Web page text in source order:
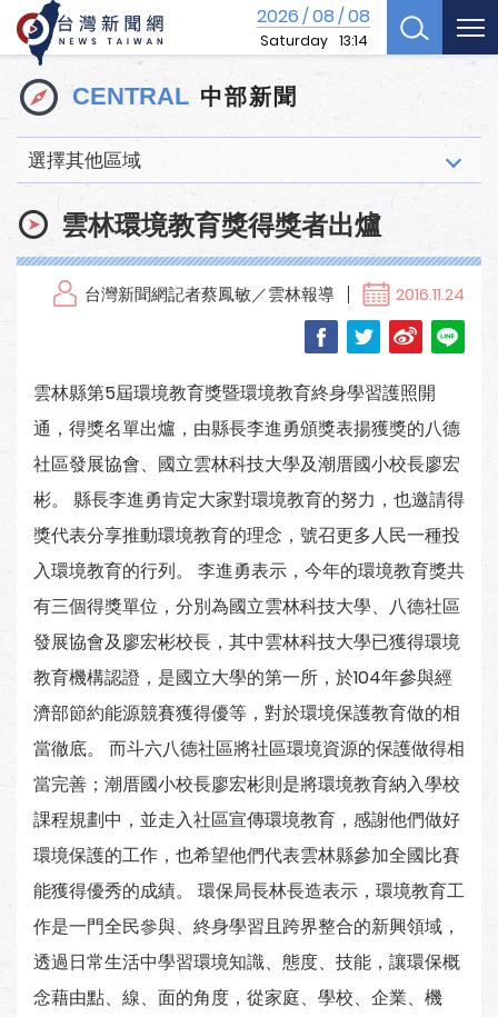
2026/08/08
Saturday 13:14
CENTRAL 中部新聞
選擇其他區域
雲林環境教育獎得獎者出爐
台灣新聞網記者蔡鳳敏／雲林報導 2016.11.24
雲林縣第5屆環境教育獎暨環境教育終身學習護照開
通，得獎名單出爐，由縣長李進勇頒獎表揚獲獎的八德
社區發展協會、國立雲林科技大學及潮厝國小校長廖宏
彬。 縣長李進勇肯定大家對環境教育的努力，也邀請得
獎代表分享推動環境教育的理念，號召更多人民一種投
入環境教育的行列。 李進勇表示，今年的環境教育獎共
有三個得獎單位，分別為國立雲林科技大學、八德社區
發展協會及廖宏彬校長，其中雲林科技大學已獲得環境
教育機構認證，是國立大學的第一所，於104年參與經
濟部節約能源競賽獲得優等，對於環境保護教育做的相
當徹底。 而斗六八德社區將社區環境資源的保護做得相
當完善；潮厝國小校長廖宏彬則是將環境教育納入學校
課程規劃中，並走入社區宣傳環境教育，感謝他們做好
環境保護的工作，也希望他們代表雲林縣參加全國比賽
能獲得優秀的成績。 環保局長林長造表示，環境教育工
作是一門全民參與、終身學習且跨界整合的新興領域，
透過日常生活中學習環境知識、態度、技能，讓環保概
念藉由點、線、面的角度，從家庭、學校、企業、機